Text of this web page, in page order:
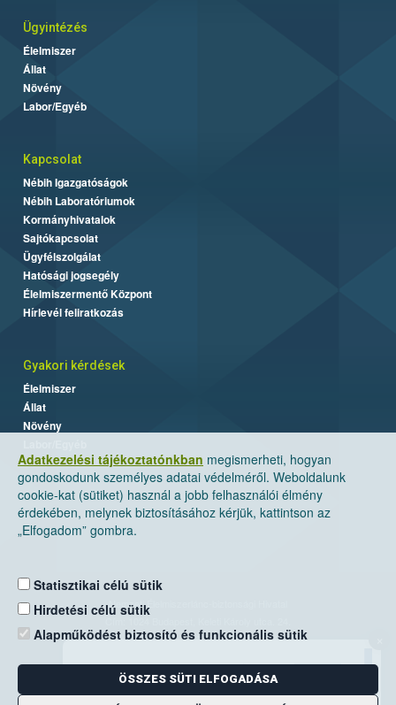
Adatkezelési tájékoztatónkban megismerheti, hogyan
gondoskodunk személyes adatai védelméről. Weboldalunk
cookie-kat (sütiket) használ a jobb felhasználói élmény
érdekében, melynek biztosításához kérjük, kattintson az
„Elfogadom” gombra.
Statisztikai célú sütik
Hirdetési célú sütik
Alapműködést biztosító és funkcionális sütik
ÖSSZES SÜTI ELFOGADÁSA
Ügyintézés
Élelmiszer
Állat
Növény
Labor/Egyéb
Kapcsolat
Nébih Igazgatóságok
Nébih Laboratóriumok
Kormányhivatalok
Sajtókapcsolat
Ügyfélszolgálat
Hatósági jogsegély
Élelmiszermentő Központ
Hírlevél feliratkozás
Gyakori kérdések
Élelmiszer
Állat
Növény
Nemzeti Élelmiszerlánc-biztonsági Hivatal
Levelezési cím: 1525 Budapest. Pf. 30.
E-mail:ugyfelszolgalat@nebih.gov.hu